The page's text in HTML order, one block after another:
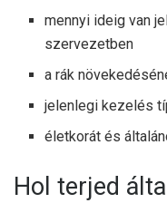
mennyi ideig van
szervezetben
a rák
jelenlegi kezelés
életkorát és
Hol terjed